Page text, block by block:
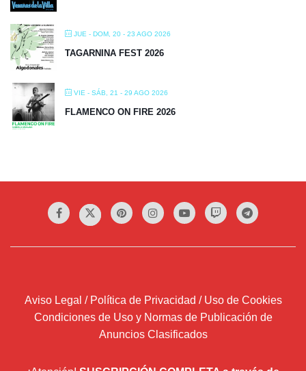
JUE - DOM, 20 - 23 AGO 2026
TAGARNINA FEST 2026
VIE - SÁB, 21 - 29 AGO 2026
FLAMENCO ON FIRE 2026
Aviso Legal / Política de Privacidad / Uso de Cookies
Condiciones de Uso y Normas de Publicación de
Anuncios Clasificados